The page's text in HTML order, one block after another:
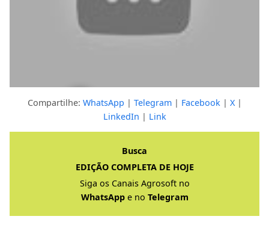
Clique para ver a resposta completa
Compartilhe: WhatsApp | Telegram| Facebook | X|
LinkedIn | Link
Busca
EDIÇÃO COMPLETA DE HOJE
Siga os Canais Agrosoft no
WhatsAppe no Telegram